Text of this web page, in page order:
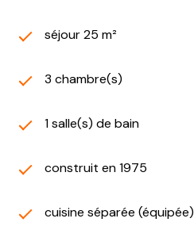
séjour 25 m²
3 chambre(s)
1 salle(s) de bain
construit en 1975
cuisine séparée (équipée)